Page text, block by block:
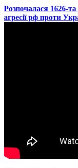
​Розпочалася 1626-
агресії рф проти